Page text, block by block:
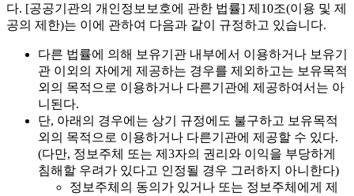
다. [공공기관의 개인정보보호에 관한 법률] 제10조(이용 및 제
공의 제한)는 이에 관하여 다음과 같이 규정하고 있습니다.
다른 법률에 의해 보유기관 내부에서 이용하거나 보유기
관 이외의 자에게 제공하는 경우를 제외하고는 보유목적
외의 목적으로 이용하거나 다른기관에 제공하여서는 아
니된다.
단, 아래의 경우에는 상기 규정에도 불구하고 보유목적
외의 목적으로 이용하거나 다른기관에 제공할 수 있다.
(다만, 정보주체 또는 제3자의 권리와 이익을 부당하게
침해할 우려가 있다고 인정될 경우 그러하지 아니한다)
정보주체의 동의가 있거나 또는 정보주체에게 제